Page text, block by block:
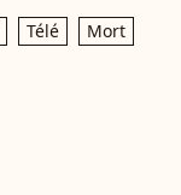
Télé
Mort